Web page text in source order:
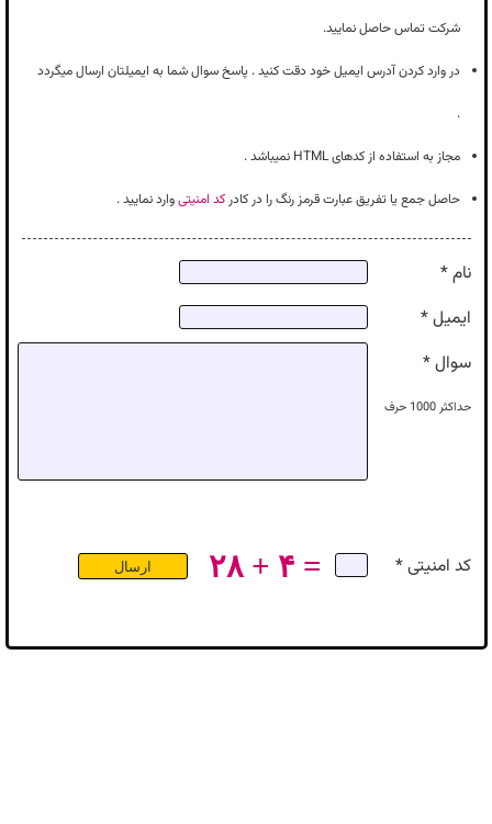
شرکت تماس حاصل نمایید.
در وارد کردن آدرس ایمیل خود دقت کنید . پاسخ سوال شما به ایمیلتان ارسال میگردد
.
مجاز به استفاده از کدهای HTML نمیباشد .
حاصل جمع یا تفریق عبارت قرمز رنگ را در کادرکد امنیتیوارد نمایید .
نام *
ایمیل *
سوال *
حداکثر1000 حرف
کد امنیتی * ۲۸ + ۴ =